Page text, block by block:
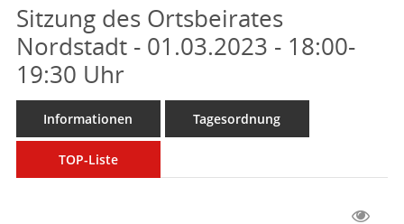
Sitzung des Ortsbeirates
Nordstadt - 01.03.2023 - 18:00-
19:30 Uhr
Informationen Tagesordnung
TOP-Liste